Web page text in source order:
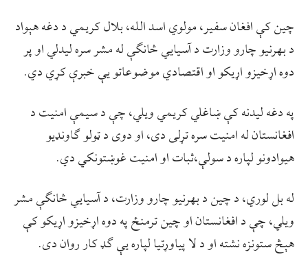
چین کې افغان سفیر، مولوي اسد الله، بلال کریمي د دغه هېواد
د بهرنیو چارو وزارت د آسیایي څانګې له مشر سره لیدلي او پر
دوه اړخیزو اړیکو او اقتصادي موضوعاتو یې خبرې کړي دي.
په دغه لیدنه کې ښاغلي کریمي ویلي، چې د سیمې امنیت د
افغانستان له امنیت سره تړلی دی، او دوی د ټولو ګاونډیو
هیوادونو لپاره د سولې،ثبات او امنیت غوښتونکي دي.
له بل لوري، د چین د بهرنیو چارو وزارت، د آسیایي څانګې مشر
ویلي، چې د افغانستان او چین ترمنځ په دوه اړخیزو اړیکو کې
هېڅ ستونزه نشته او د لا پیاوړتیا لپاره یې ګډ کار روان دی.